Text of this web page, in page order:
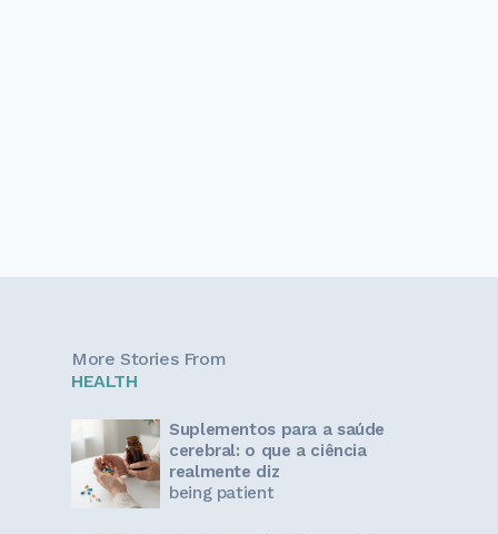
More Stories From
HEALTH
Suplementos para a saúde
cerebral: o que a ciência
realmente diz
being patient